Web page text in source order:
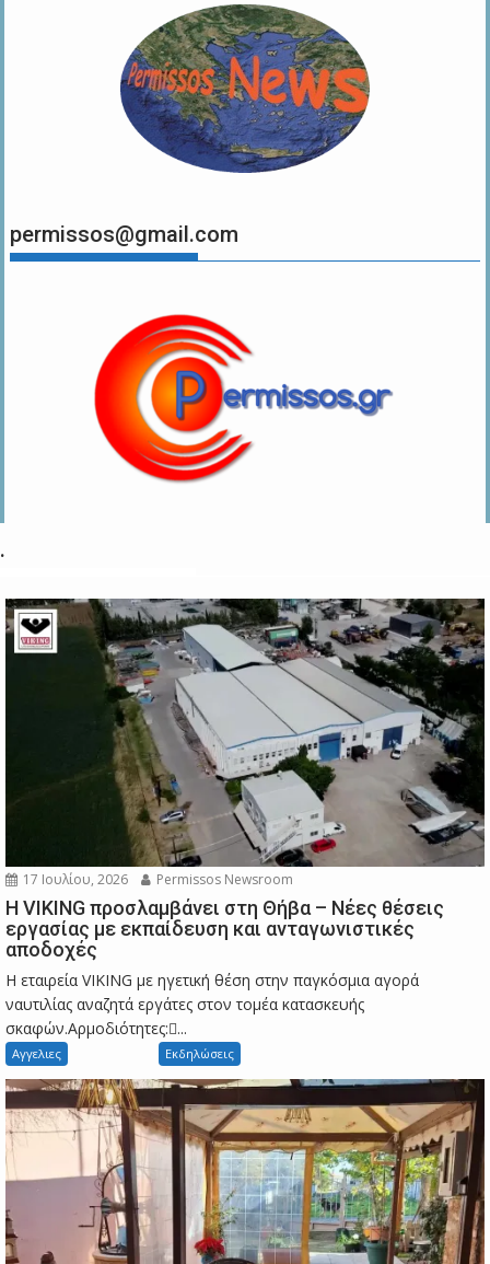
permissos@gmail.com
.
17 Ιουλίου, 2026 Permissos Newsroom
Η VIKING προσλαμβάνει στη Θήβα – Νέες θέσεις
εργασίας με εκπαίδευση και ανταγωνιστικές
αποδοχές
Η εταιρεία VIKING με ηγετική θέση στην παγκόσμια αγορά
ναυτιλίας αναζητά εργάτες στον τομέα κατασκευής
σκαφών.Αρμοδιότητες:...
Αγγελιες Εκδηλώσεις